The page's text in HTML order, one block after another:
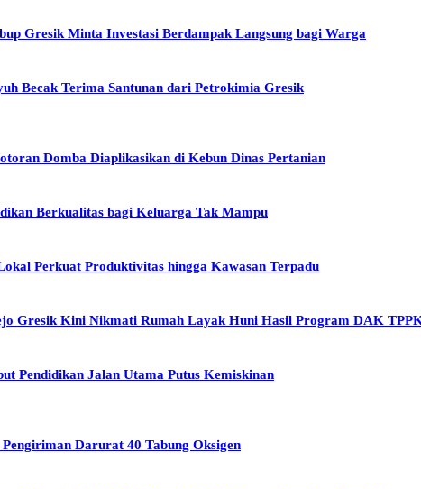
Gresik Minta Investasi Berdampak Langsung bagi Warga
Becak Terima Santunan dari Petrokimia Gresik
Domba Diaplikasikan di Kebun Dinas Pertanian
Berkualitas bagi Keluarga Tak Mampu
Perkuat Produktivitas hingga Kawasan Terpadu
Gresik Kini Nikmati Rumah Layak Huni Hasil Program DAK
Pendidikan Jalan Utama Putus Kemiskinan
Darurat 40 Tabung Oksigen